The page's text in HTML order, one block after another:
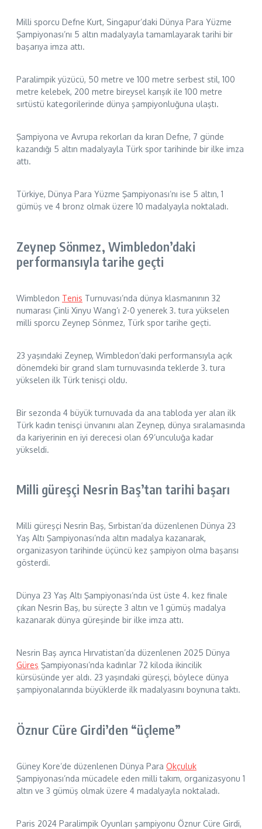
Milli sporcu Defne Kurt, Singapur’daki Dünya Para Yüzme
Şampiyonası’nı 5 altın madalyayla tamamlayarak tarihi bir
başarıya imza attı.
Paralimpik yüzücü, 50 metre ve 100 metre serbest stil, 100
metre kelebek, 200 metre bireysel karışık ile 100 metre
sırtüstü kategorilerinde dünya şampiyonluğuna ulaştı.
Şampiyona ve Avrupa rekorları da kıran Defne, 7 günde
kazandığı 5 altın madalyayla Türk spor tarihinde bir ilke imza
attı.
Türkiye, Dünya Para Yüzme Şampiyonası’nı ise 5 altın, 1
gümüş ve 4 bronz olmak üzere 10 madalyayla noktaladı.
Zeynep Sönmez, Wimbledon’daki
performansıyla tarihe geçti
Wimbledon Tenis Turnuvası’nda dünya klasmanının 32
numarası Çinli Xinyu Wang’ı 2-0 yenerek 3. tura yükselen
milli sporcu Zeynep Sönmez, Türk spor tarihe geçti.
23 yaşındaki Zeynep, Wimbledon’daki performansıyla açık
dönemdeki bir grand slam turnuvasında teklerde 3. tura
yükselen ilk Türk tenisçi oldu.
Bir sezonda 4 büyük turnuvada da ana tabloda yer alan ilk
Türk kadın tenisçi ünvanını alan Zeynep, dünya sıralamasında
da kariyerinin en iyi derecesi olan 69’unculuğa kadar
yükseldi.
Milli güreşçi Nesrin Baş’tan tarihi başarı
Milli güreşçi Nesrin Baş, Sırbistan’da düzenlenen Dünya 23
Yaş Altı Şampiyonası’nda altın madalya kazanarak,
organizasyon tarihinde üçüncü kez şampiyon olma başarısı
gösterdi.
Dünya 23 Yaş Altı Şampiyonası’nda üst üste 4. kez finale
çıkan Nesrin Baş, bu süreçte 3 altın ve 1 gümüş madalya
kazanarak dünya güreşinde bir ilke imza attı.
Nesrin Baş ayrıca Hırvatistan’da düzenlenen 2025 Dünya
Güreş Şampiyonası’nda kadınlar 72 kiloda ikincilik
kürsüsünde yer aldı. 23 yaşındaki güreşçi, böylece dünya
şampiyonalarında büyüklerde ilk madalyasını boynuna taktı.
Öznur Cüre Girdi’den “üçleme”
Güney Kore’de düzenlenen Dünya Para Okçuluk
Şampiyonası’nda mücadele eden milli takım, organizasyonu 1
altın ve 3 gümüş olmak üzere 4 madalyayla noktaladı.
Paris 2024 Paralimpik Oyunları şampiyonu Öznur Cüre Girdi,